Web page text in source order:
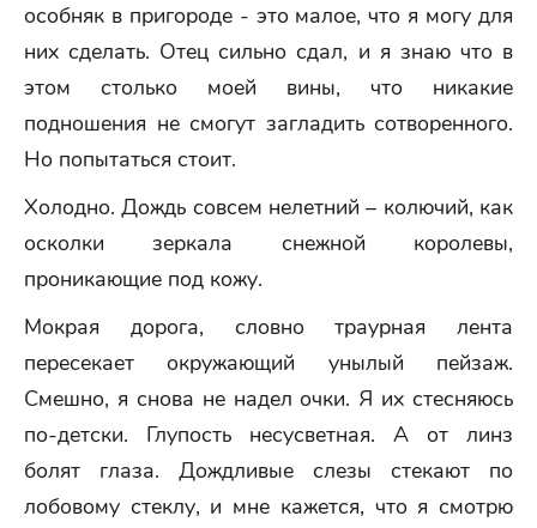
особняк в пригороде - это малое, что я могу для
них сделать. Отец сильно сдал, и я знаю что в
этом столько моей вины, что никакие
подношения не смогут загладить сотворенного.
Но попытаться стоит.
Холодно. Дождь совсем нелетний – колючий, как
осколки зеркала снежной королевы,
проникающие под кожу.
Мокрая дорога, словно траурная лента
пересекает окружающий унылый пейзаж.
Смешно, я снова не надел очки. Я их стесняюсь
по-детски. Глупость несусветная. А от линз
болят глаза. Дождливые слезы стекают по
лобовому стеклу, и мне кажется, что я смотрю